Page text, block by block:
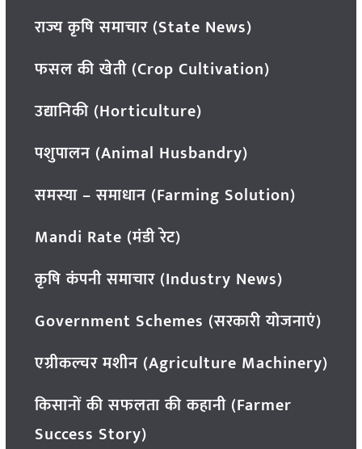
राज्य कृषि समाचार (State News)
फसल की खेती (Crop Cultivation)
उद्यानिकी (Horticulture)
पशुपालन (Animal Husbandry)
समस्या – समाधान (Farming Solution)
Mandi Rate (मंडी रेट)
कृषि कंपनी समाचार (Industry News)
Government Schemes (सरकारी योजनाएं)
एग्रीकल्चर मशीन (Agriculture Machinery)
किसानों की सफलता की कहानी (Farmer
Success Story)